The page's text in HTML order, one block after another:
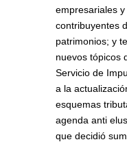
empresariales
contribuyentes
patrimonios; y
nuevos tópicos
Servicio de
a la
esquemas
agenda anti
que decidió